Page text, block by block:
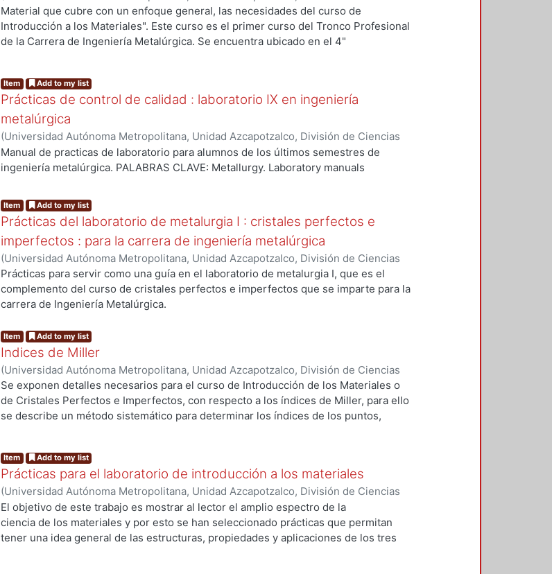
Básicas e Ingeniería, Departamento de Materiales,2006)Ita de la Torre, Antonio de
Franco Velázques, Francisca
Material que cubre con un enfoque general, las necesidades del curso de
Introducción a los Materiales". Este curso es el primer curso del Tronco Profesional
de la Carrera de Ingeniería Metalúrgica. Se encuentra ubicado en el 4"
químicos es una materia optativa.
Item Add to my list
Prácticas de control de calidad : laboratorio IX en ingeniería
metalúrgica
(Universidad Autónoma Metropolitana, Unidad Azcapotzalco, División de Ciencias
Básicas e Ingeniería, Departamento de Materiales,2008)Ita de la Torre, Antonio de
Manual de practicas de laboratorio para alumnos de los últimos semestres de
ingeniería metalúrgica. PALABRAS CLAVE: Metallurgy. Laboratory manuals
Item Add to my list
Prácticas del laboratorio de metalurgia I : cristales perfectos e
imperfectos : para la carrera de ingeniería metalúrgica
(Universidad Autónoma Metropolitana, Unidad Azcapotzalco, División de Ciencias
Básicas e Ingeniería, Departamento de Materiales,2000 )Ita de la Torre, Antonio de
Romero Romo, Mario Alberto;Gaona, Citlalli
Prácticas para servir como una guía en el laboratorio de metalurgia I, que es el
complemento del curso de cristales perfectos e imperfectos que se imparte para la
carrera de Ingeniería Metalúrgica.
Item Add to my list
Indices de Miller
(Universidad Autónoma Metropolitana, Unidad Azcapotzalco, División de Ciencias
Básicas e Ingeniería, Departamento de Materiales,2002)Vázquez Briseño, Lucio;
Ita de la Torre, Antonio de
Se exponen detalles necesarios para el curso de Introducción de los Materiales o
de Cristales Perfectos e Imperfectos, con respecto a los índices de Miller, para ello
se describe un método sistemático para determinar los índices de los puntos,
Item Add to my list
Prácticas para el laboratorio de introducción a los materiales
(Universidad Autónoma Metropolitana, Unidad Azcapotzalco, División de Ciencias
Básicas e Ingeniería, Departamento de Materiales.,2008)Franco Velazquez,
Francisca; Ita de la Torre, Antonio de
El objetivo de este trabajo es mostrar al lector el amplio espectro de la
ciencia de los materiales y por esto se han seleccionado prácticas que permitan
tener una idea general de las estructuras, propiedades y aplicaciones de los tres